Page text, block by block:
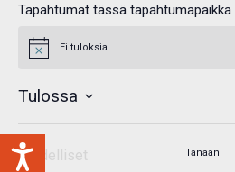
Tapahtumat tässä tapahtumapaikka
Notice Ei tuloksia.
Tulossa
Valitse
päivä.
Edelliset
Tänään